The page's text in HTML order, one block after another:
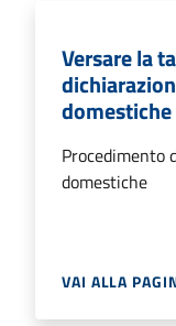
Versare la
domestiche
Procedimento
domestiche
VAI ALLA